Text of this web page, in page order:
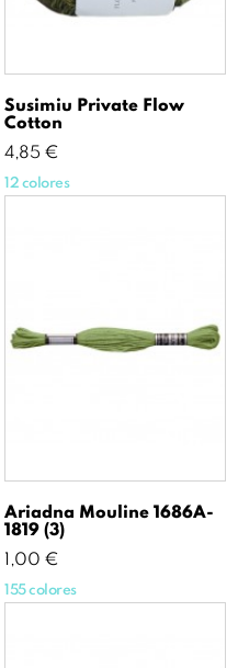
Susimiu Private Flow
Cotton
Precio
4,85 €
12 colores
Ariadna Mouline 1686A-
1819 (3)
Precio
1,00 €
155 colores